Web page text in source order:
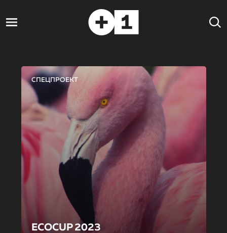
СПЕЦПРОЕКТ
ECOCUP 2023